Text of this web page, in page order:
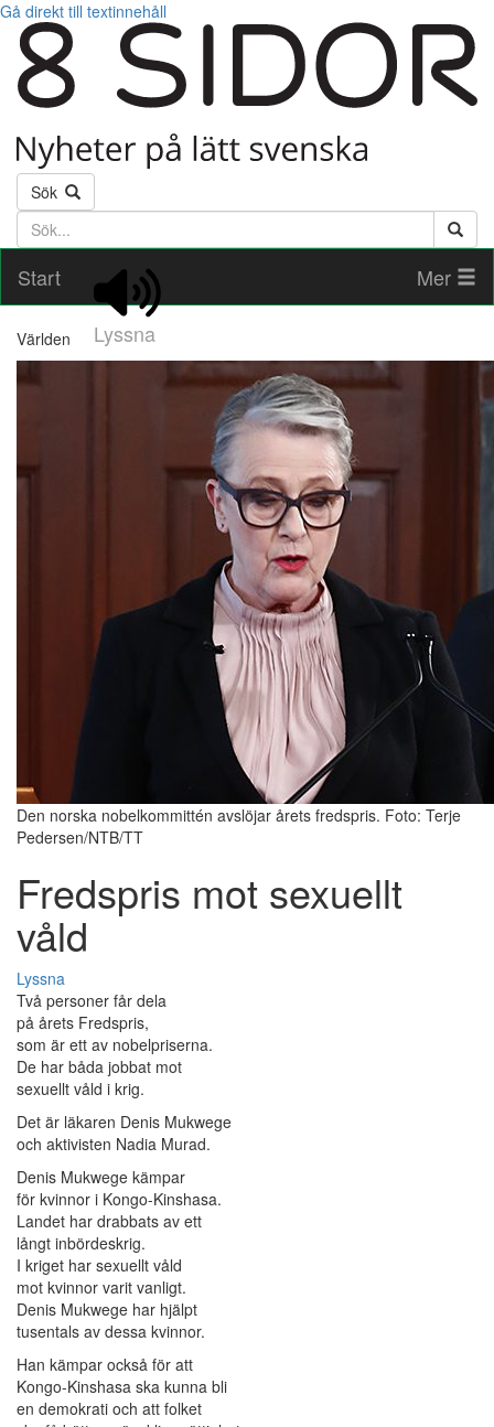
Gå direkt till textinnehåll
Sök
Söktext
Start
Lyssna
Mer
Världen
Den norska nobelkommittén avslöjar årets fredspris. Foto: Terje
Pedersen/NTB/TT
Fredspris mot sexuellt
våld
Lyssna
Två personer får dela
på årets Fredspris,
som är ett av nobelpriserna.
De har båda jobbat mot
sexuellt våld i krig.
Det är läkaren Denis Mukwege
och aktivisten Nadia Murad.
Denis Mukwege kämpar
för kvinnor i Kongo-Kinshasa.
Landet har drabbats av ett
långt inbördeskrig.
I kriget har sexuellt våld
mot kvinnor varit vanligt.
Denis Mukwege har hjälpt
tusentals av dessa kvinnor.
Han kämpar också för att
Kongo-Kinshasa ska kunna bli
en demokrati och att folket